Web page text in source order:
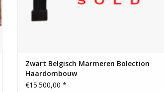
Zwart Belgisch Marmeren Bolection
Haardombouw
€15.500,00 *